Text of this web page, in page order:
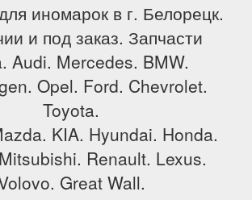
иномарок в г. Белорецк.
и под заказ. Запчасти
Audi. Mercedes. BMW.
Opel. Ford. Chevrolet.
Toyota.
KIA. Hyundai. Honda.
Renault. Lexus.
Great Wall.